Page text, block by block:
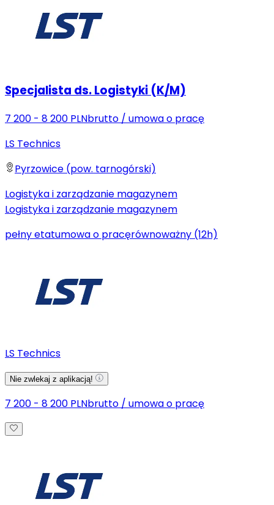
Specjalista ds. Logistyki (K/M)
7 200 - 8 200 PLNbrutto / umowa o pracę
LS Technics
Pyrzowice (pow. tarnogórski)
Logistyka i zarządzanie magazynem
Logistyka i zarządzanie magazynem
pełny etatumowa o pracęrównoważny (12h)
LS Technics
Nie zwlekaj z aplikacją!
7 200 - 8 200 PLNbrutto / umowa o pracę